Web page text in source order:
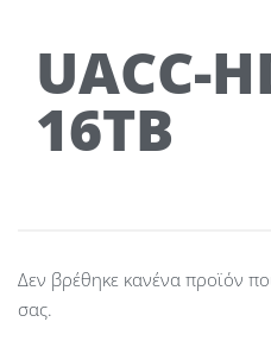
UACC-
16TB
Δεν βρέθηκε κανένα προϊόν
σας.